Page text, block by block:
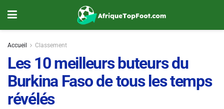
Accueil Classement
Les 10 meilleurs buteurs du
Burkina Faso de tous les temps
révélés